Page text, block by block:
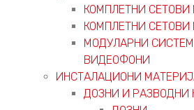
КОМПЛЕТНИ
КОМПЛЕТНИ
МОДУЛАРНИ
ВИДЕОФОНИ
ИНСТАЛАЦИОНИ
ДОЗНИ И РАЗВОДНИ